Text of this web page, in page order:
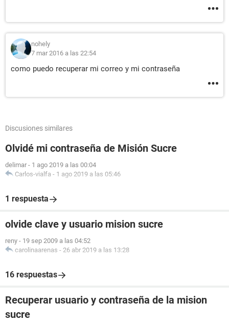
nohely
7 mar 2016 a las 22:54
como puedo recuperar mi correo y mi contraseña
Discusiones similares
Olvidé mi contraseña de Misión Sucre
delimar - 1 ago 2019 a las 00:04
Carlos-vialfa - 1 ago 2019 a las 05:46
1 respuesta
olvide clave y usuario mision sucre
reny - 19 sep 2009 a las 04:52
carolinaarenas - 26 abr 2019 a las 13:28
16 respuestas
Recuperar usuario y contraseña de la mision
sucre